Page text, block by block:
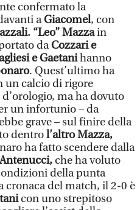
confermato la
aGiacomel, con
“Leo” Mazzain
daCozzari e
e Gaetanihanno
. Quest’ultimo ha
un calcio di rigore
ma ha dovuto
un infortunio – da
grave – sul finire della
dentrol’altro Mazza,
ha fatto scendere dalla
che ha voluto
della punta
cronaca del match, il 2-0 è
con uno strepitoso